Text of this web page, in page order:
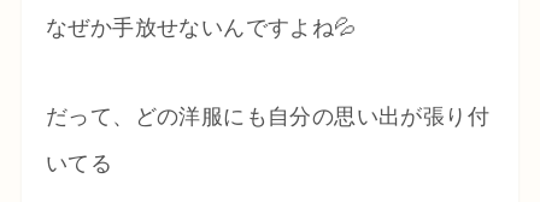
なぜか手放せないんですよね💦
だって、どの洋服にも自分の思い出が張り付
いてる